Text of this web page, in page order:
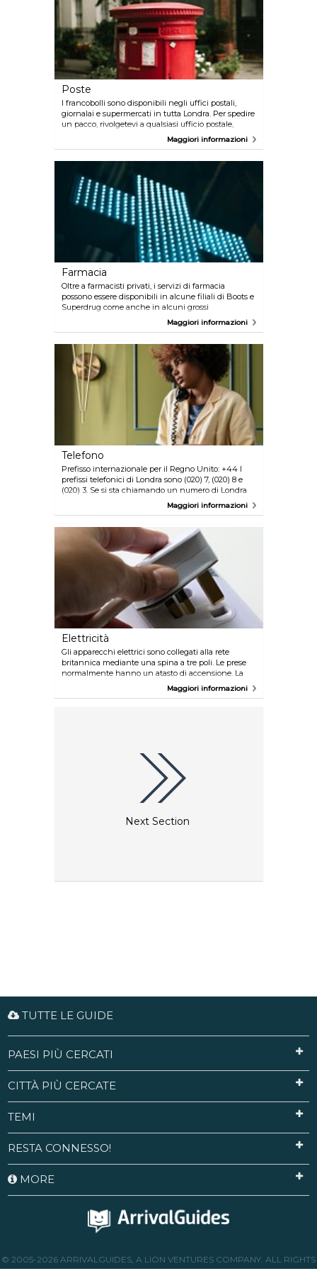
della prenotazione. Per trovare una ditta locale
affidabile, scaricare l'app gratuita CabWise
Transport for London o provate l'app di Hailo per
trovare un taxi nero nelle vicinanze.
Poste
I francobolli sono disponibili negli uffici postali,
giornalai e supermercati in tutta Londra. Per spedire
un pacco, rivolgetevi a qualsiasi ufficio postale,
potete trovare la filiale più vicina nel sito Web delle
Poste. Gli uffici postali sono generalmente aperti dal
Maggiori informazioni
Farmacia
Oltre a farmacisti privati, i servizi di farmacia
possono essere disponibili in alcune filiali di Boots e
Superdrug come anche in alcuni grossi
supermercati. Boots London Piccadilly Circus:
Maggiori informazioni
Telefono
Prefisso internazionale per il Regno Unito: +44 I
prefissi telefonici di Londra sono (020) 7, (020) 8 e
(020) 3. Se si sta chiamando un numero di Londra
da un'altra linea telefonica fissa all'interno della
Greater London, non dovete comporre lo "020"
inizia con 7, 8 o 3.
Maggiori informazioni
Elettricità
Gli apparecchi elettrici sono collegati alla rete
britannica mediante una spina a tre poli. Le prese
normalmente hanno un atasto di accensione. La
tensione media di una presa elettrica britannica è
230v o leggermente più alta, quindi verificate la
caffetterie con Wi-Fi e su alcuni treni per vie di
terra. Avete bisogno di caricare il vostro cellulare?
Scaricate l'app per iPhone "find-a-chargebox" per
trovare il ChargeBox più vicino.
Maggiori informazioni
Next Section
TUTTE LE GUIDE
PAESI PIÙ CERCATI
CITTÀ PIÙ CERCATE
TEMI
RESTA CONNESSO!
MORE
© 2005-2026 ARRIVALGUIDES, A LION VENTURES COMPANY. ALL RIGHTS